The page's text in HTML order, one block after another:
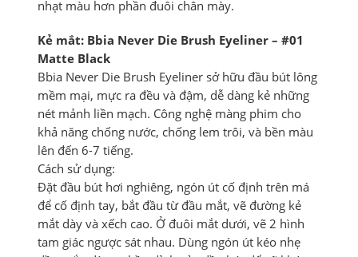
nhạt màu hơn phần đuôi chân mày.
Kẻ mắt: Bbia Never Die Brush Eyeliner – #01
Matte Black
Bbia Never Die Brush Eyeliner sở hữu đầu bút lông
mềm mại, mực ra đều và đậm, dễ dàng kẻ những
nét mảnh liền mạch. Công nghệ màng phim cho
khả năng chống nước, chống lem trôi, và bền màu
lên đến 6-7 tiếng.
Cách sử dụng:
Đặt đầu bút hơi nghiêng, ngón út cố định trên má
để cố định tay, bắt đầu từ đầu mắt, vẽ đường kẻ
mắt dày và xếch cao. Ở đuôi mắt dưới, vẽ 2 hình
tam giác ngược sát nhau. Dùng ngón út kéo nhẹ